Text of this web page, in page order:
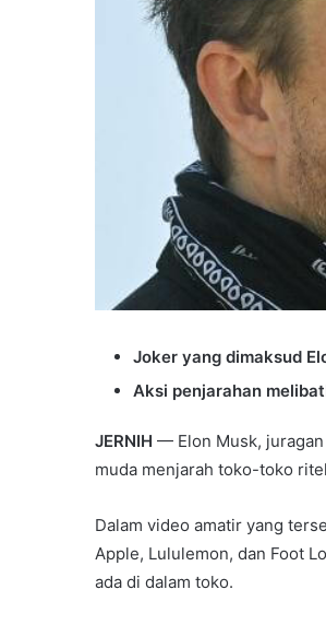
Joker yang dimaksud
Aksi penjarahan
JERNIH — Elon Musk,
muda menjarah toko-toko
Dalam video amatir yang
Apple, Lululemon, dan Foot
ada di dalam toko.